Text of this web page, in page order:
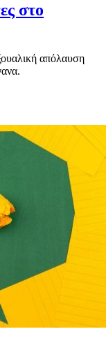
στο
απόλαυση